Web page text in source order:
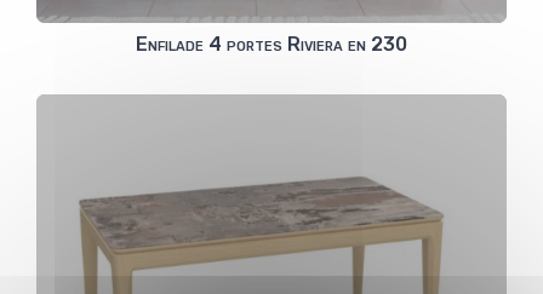
Enfilade 4 portes Riviera en 230